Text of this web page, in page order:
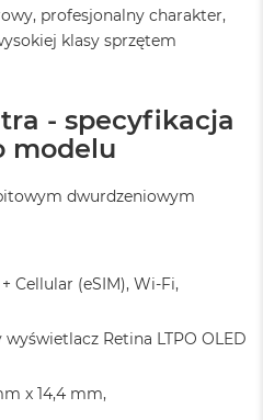
profesjonalny charakter,
klasy sprzętem
- specyfikacja
modelu
dwurdzeniowym
Cellular (eSIM), Wi-Fi,
Retina LTPO OLED
x 14,4 mm,